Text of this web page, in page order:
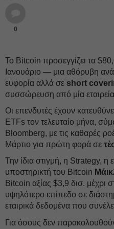
0
Το Bitcoin προσεγγίζει τα
Ιανουάριο — μια αθόρυβη
ευφορία αλλά σε short
συσσώρευση από μία
Οι επενδυτές έχουν
ETFs τον τελευταίο μήνα,
Bloomberg, με τις καθαρές
Μάρτιο για πρώτη φορά σε
Την ίδια στιγμή, η Strategy, η
υποστηρικτή του Bitcoin
Bitcoin αξίας $3,9 δισ. μέχρι
υψηλότερο επίπεδο σε
εταιρικά δεδομένα που
Για όσους δεν